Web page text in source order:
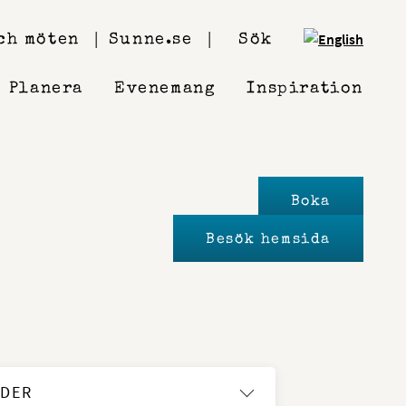
möten Sunne.se Sök
Planera Evenemang Inspiration
Boka
Besök hemsida